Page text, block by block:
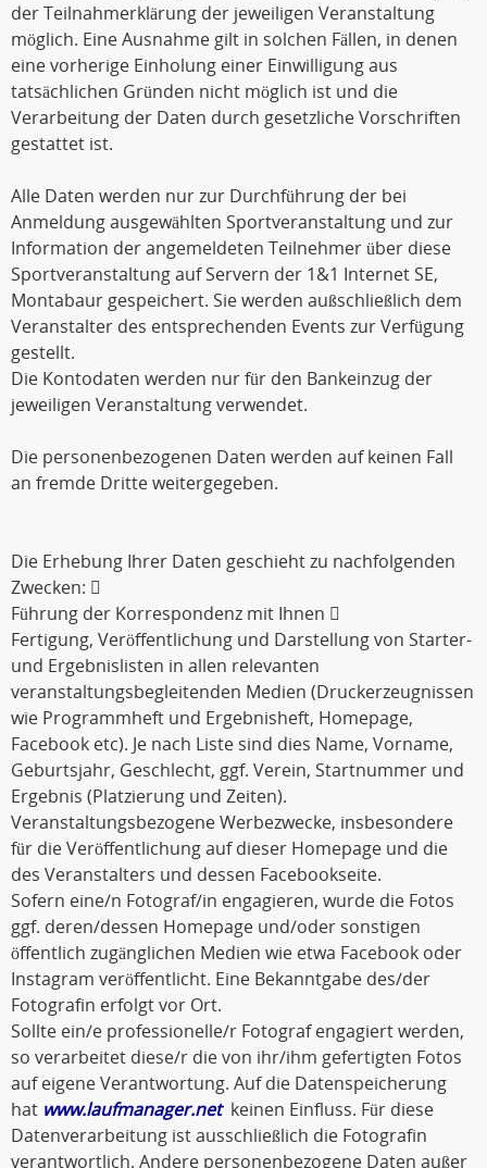
der Teilnahmerklärung der jeweiligen Veranstaltung
möglich. Eine Ausnahme gilt in solchen Fällen, in denen
eine vorherige Einholung einer Einwilligung aus
tatsächlichen Gründen nicht möglich ist und die
Verarbeitung der Daten durch gesetzliche Vorschriften
gestattet ist.
Alle Daten werden nur zur Durchführung der bei
Anmeldung ausgewählten Sportveranstaltung und zur
Information der angemeldeten Teilnehmer über diese
Sportveranstaltung auf Servern der 1&1 Internet SE,
Montabaur gespeichert. Sie werden außschließlich dem
Veranstalter des entsprechenden Events zur Verfügung
gestellt.
Die Kontodaten werden nur für den Bankeinzug der
jeweiligen Veranstaltung verwendet.
Die personenbezogenen Daten werden auf keinen Fall
an fremde Dritte weitergegeben.
Die Erhebung Ihrer Daten geschieht zu nachfolgenden
Zwecken: 
Führung der Korrespondenz mit Ihnen 
Fertigung, Veröffentlichung und Darstellung von Starter-
und Ergebnislisten in allen relevanten
veranstaltungsbegleitenden Medien (Druckerzeugnissen
wie Programmheft und Ergebnisheft, Homepage,
Facebook etc). Je nach Liste sind dies Name, Vorname,
Geburtsjahr, Geschlecht, ggf. Verein, Startnummer und
Ergebnis (Platzierung und Zeiten).
Veranstaltungsbezogene Werbezwecke, insbesondere
für die Veröffentlichung auf dieser Homepage und die
des Veranstalters und dessen Facebookseite.
Sofern eine/n Fotograf/in engagieren, wurde die Fotos
ggf. deren/dessen Homepage und/oder sonstigen
öffentlich zugänglichen Medien wie etwa Facebook oder
Instagram veröffentlicht. Eine Bekanntgabe des/der
Fotografin erfolgt vor Ort.
Sollte ein/e professionelle/r Fotograf engagiert werden,
so verarbeitet diese/r die von ihr/ihm gefertigten Fotos
auf eigene Verantwortung. Auf die Datenspeicherung
hat www.laufmanager.netkeinen Einfluss. Für diese
Datenverarbeitung ist ausschließlich die Fotografin
verantwortlich. Andere personenbezogene Daten außer